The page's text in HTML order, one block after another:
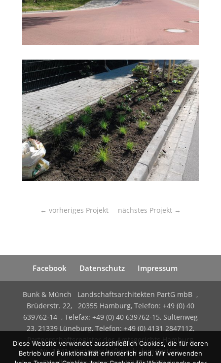
← vorheriges Projekt nächstes Projekt →
Facebook Datenschutz Impressum
Bunk & Münch Landschaftsarchitekten PartG mbB ,
Brüderstr. 22, 20355 Hamburg, Telefon: +49 (0) 40
639762-14 , Telefax: +49 (0) 40 639762-15, Sültenweg
23, 21339 Lüneburg, Telefon: +49 (0) 4131 2847112,
Partnerschaftsregister des Amtsgerichts Hamburg
Nr. 1131 Partnerschaft nach dem PartGG,
Diese Website verwendet ausschließlich Cookies, die für deren
Betrieb und Funktionalität erforderlich sind. Wir verwenden